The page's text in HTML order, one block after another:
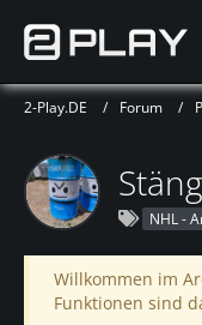
2-Play.DE Forum
NHL -
Willkommen im
Funktionen sind